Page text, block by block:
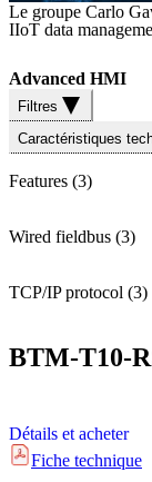
Le groupe Carlo
IIoT data
Advanced HMI
Filtres
Caractéristiques
Features (3)
Wired fieldbus (3)
TCP/IP protocol (3)
BTM-T10-
Détails et acheter
Fiche technique